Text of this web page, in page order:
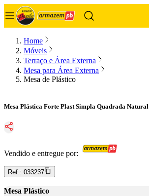
Home
Móveis
Terraço e Área Externa
Mesa para Área Externa
Mesa de Plástico
Mesa Plástica Forte Plast Simpla Quadrada Natural
Vendido e entregue por:
Ref.: 033237
Mesa Plástico